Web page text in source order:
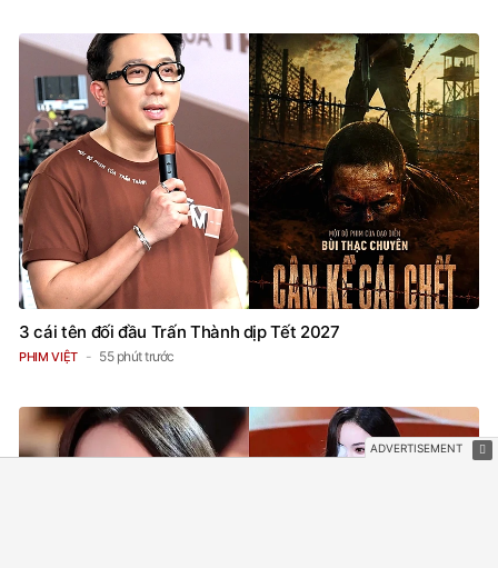
3 cái tên đối đầu Trấn Thành dịp Tết 2027
PHIM VIỆT 55 phút trước